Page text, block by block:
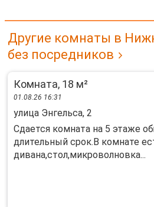
Другие комнаты в
без посредников
Комната, 18 м²
01.08.26 16:31
улица Энгельса, 2
Сдается комната на 5 этаже
длительный срок.В комнате
дивана,стол,микроволновка...